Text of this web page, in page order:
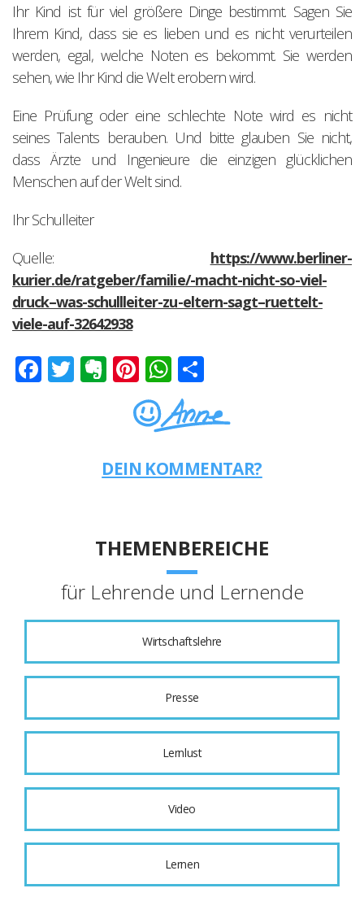
Ihr Kind ist für viel größere Dinge bestimmt. Sagen Sie
Ihrem Kind, dass sie es lieben und es nicht verurteilen
werden, egal, welche Noten es bekommt. Sie werden
sehen, wie Ihr Kind die Welt erobern wird.
Eine Prüfung oder eine schlechte Note wird es nicht
seines Talents berauben. Und bitte glauben Sie nicht,
dass Ärzte und Ingenieure die einzigen glücklichen
Menschen auf der Welt sind.
Ihr Schulleiter
Quelle: https://www.berliner-
kurier.de/ratgeber/familie/-macht-nicht-so-viel-
druck–was-schullleiter-zu-eltern-sagt–ruettelt-
viele-auf-32642938
Facebook
Twitter
Evernote
Pinterest
WhatsApp
DEIN KOMMENTAR?
THEMENBEREICHE
für Lehrende und Lernende
Wirtschaftslehre
Presse
Lernlust
Video
Lernen